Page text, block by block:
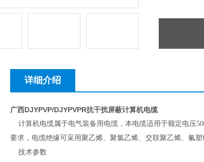
详细介绍
广西DJYPVP/DJYPVPR抗干扰屏蔽计算机电缆
计算机电缆属于电气装备用电缆，本电缆适用于额定电压
要求，电缆绝缘可采用聚乙烯、聚氯乙烯、交联聚乙烯、氟塑
技术参数